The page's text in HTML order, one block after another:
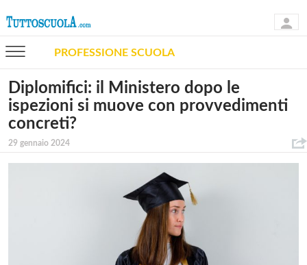
PROFESSIONE SCUOLA
Diplomifici: il Ministero dopo le
ispezioni si muove con provvedimenti
concreti?
29 gennaio 2024